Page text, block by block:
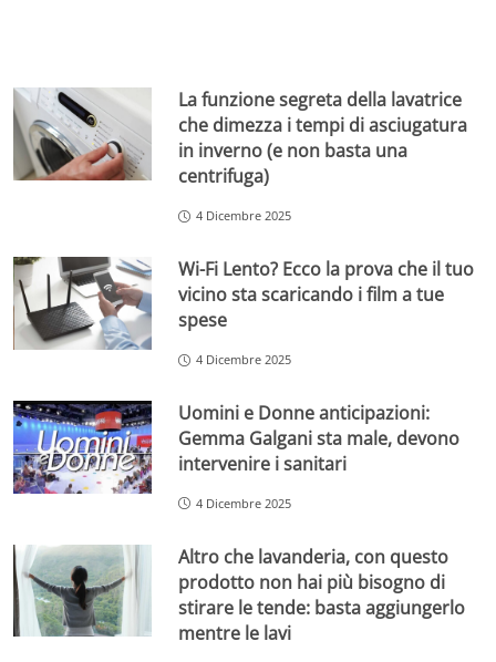
La funzione segreta della lavatrice
che dimezza i tempi di asciugatura
in inverno (e non basta una
centrifuga)
4 Dicembre 2025
Wi-Fi Lento? Ecco la prova che il tuo
vicino sta scaricando i film a tue
spese
4 Dicembre 2025
Uomini e Donne anticipazioni:
Gemma Galgani sta male, devono
intervenire i sanitari
4 Dicembre 2025
Altro che lavanderia, con questo
prodotto non hai più bisogno di
stirare le tende: basta aggiungerlo
mentre le lavi